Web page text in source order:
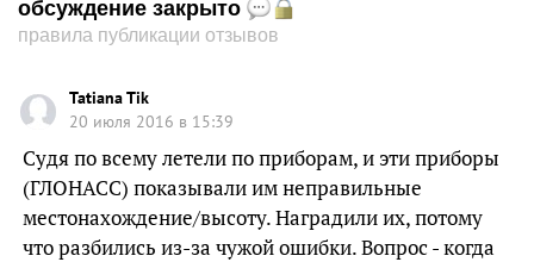
обсуждение закрыто
правила публикации отзывов
Tatiana Tik
20 июля 2016 в 15:39
Судя по всему летели по приборам, и эти приборы
(ГЛОНАСС) показывали им неправильные
местонахождение/высоту. Наградили их, потому
что разбились из-за чужой ошибки. Вопрос - когда